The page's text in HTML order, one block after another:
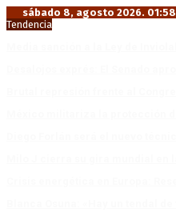
sábado 8, agosto 2026. 01:58
Tendencia